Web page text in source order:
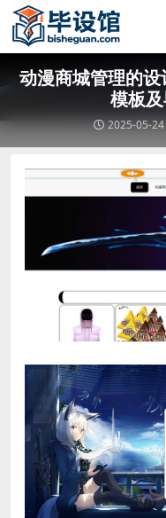
动漫商城管理的
模板
2025-05-24